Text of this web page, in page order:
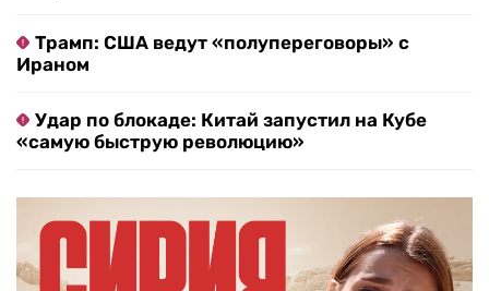
Трамп: США ведут «полупереговоры» с
Ираном
Удар по блокаде: Китай запустил на Кубе
«самую быструю революцию»